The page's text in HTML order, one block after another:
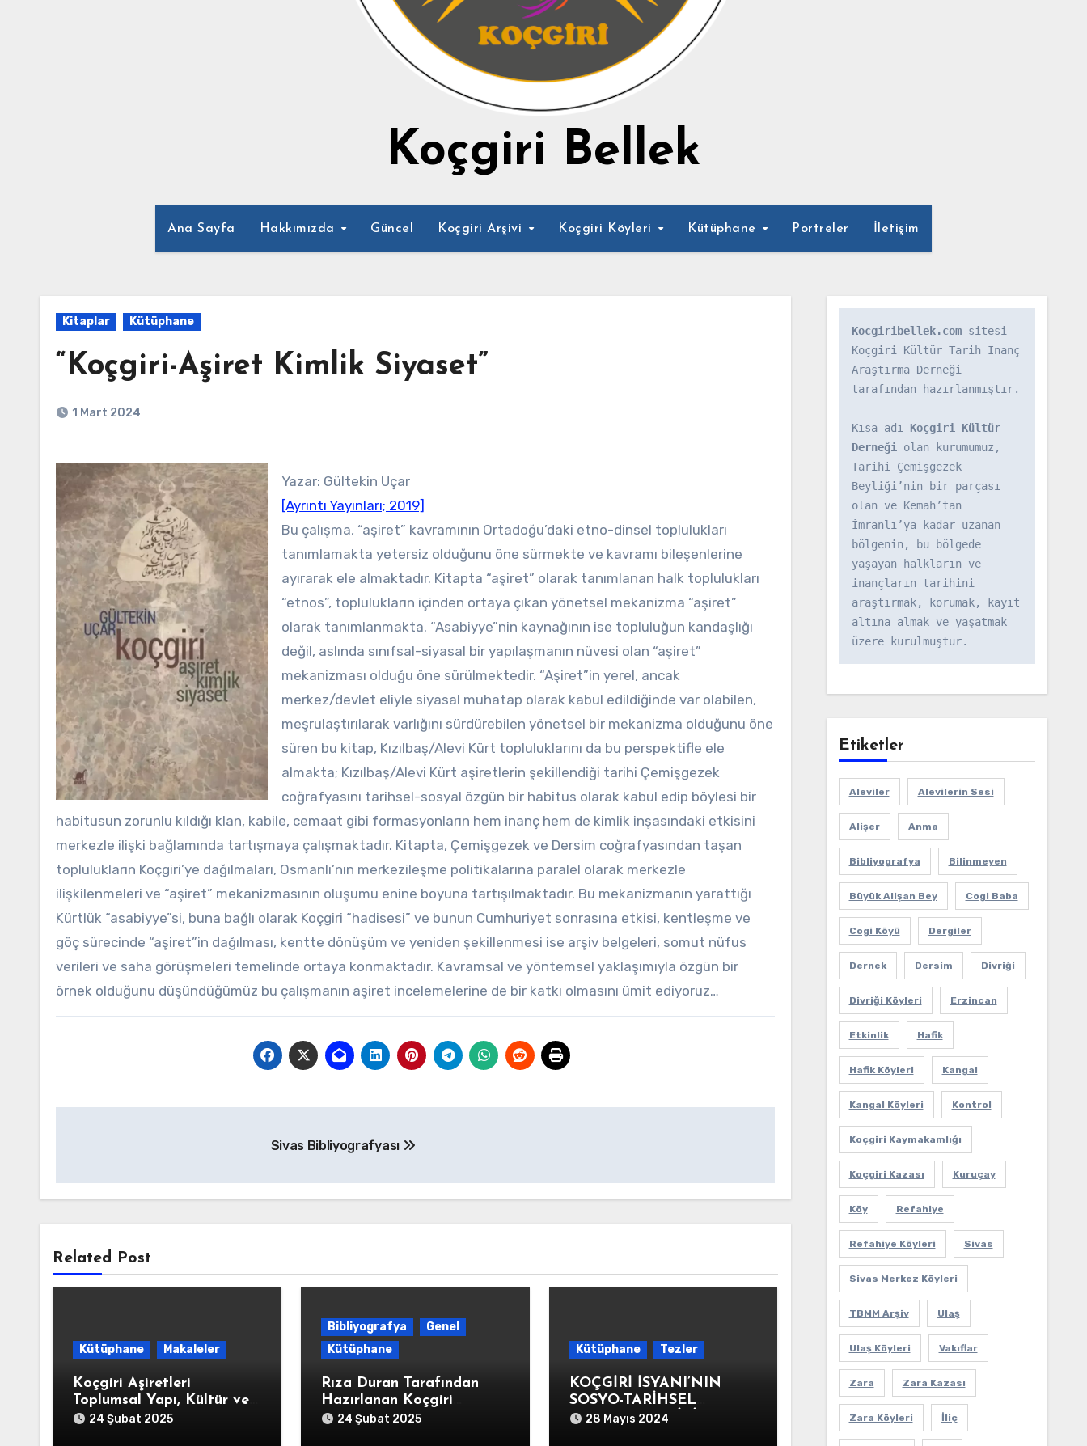
Koçgiri Bellek
Ana Sayfa Hakkımızda Güncel Koçgiri Arşivi Koçgiri Köyleri Kütüphane Portreler İletişim
Kitaplar Kütüphane
“Koçgiri-Aşiret Kimlik Siyaset”
1 Mart 2024
Yazar: Gültekin Uçar
[Ayrıntı Yayınları; 2019]
Bu çalışma, “aşiret” kavramının Ortadoğu’daki etno-dinsel toplulukları
tanımlamakta yetersiz olduğunu öne sürmekte ve kavramı bileşenlerine
ayırarak ele almaktadır. Kitapta “aşiret” olarak tanımlanan halk toplulukları
“etnos”, toplulukların içinden ortaya çıkan yönetsel mekanizma “aşiret”
olarak tanımlanmakta. “Asabiyye”nin kaynağının ise topluluğun kandaşlığı
değil, aslında sınıfsal-siyasal bir yapılaşmanın nüvesi olan “aşiret”
mekanizması olduğu öne sürülmektedir. “Aşiret”in yerel, ancak
merkez/devlet eliyle siyasal muhatap olarak kabul edildiğinde var olabilen,
meşrulaştırılarak varlığını sürdürebilen yönetsel bir mekanizma olduğunu öne
süren bu kitap, Kızılbaş/Alevi Kürt topluluklarını da bu perspektifle ele
almakta; Kızılbaş/Alevi Kürt aşiretlerin şekillendiği tarihi Çemişgezek
coğrafyasını tarihsel-sosyal özgün bir habitus olarak kabul edip böylesi bir
habitusun zorunlu kıldığı klan, kabile, cemaat gibi formasyonların hem inanç hem de kimlik inşasındaki etkisini
merkezle ilişki bağlamında tartışmaya çalışmaktadır. Kitapta, Çemişgezek ve Dersim coğrafyasından taşan
toplulukların Koçgiri’ye dağılmaları, Osmanlı’nın merkezileşme politikalarına paralel olarak merkezle
ilişkilenmeleri ve “aşiret” mekanizmasının oluşumu enine boyuna tartışılmaktadır. Bu mekanizmanın yarattığı
Kürtlük “asabiyye”si, buna bağlı olarak Koçgiri “hadisesi” ve bunun Cumhuriyet sonrasına etkisi, kentleşme ve
göç sürecinde “aşiret”in dağılması, kentte dönüşüm ve yeniden şekillenmesi ise arşiv belgeleri, somut nüfus
verileri ve saha görüşmeleri temelinde ortaya konmaktadır. Kavramsal ve yöntemsel yaklaşımıyla özgün bir
örnek olduğunu düşündüğümüz bu çalışmanın aşiret incelemelerine de bir katkı olmasını ümit ediyoruz…
Sivas Bibliyografyası
Related Post
Kütüphane Makaleler
Koçgiri Aşiretleri
Toplumsal Yapı, Kültür ve
Tarihi Coğrafya Saha
24 Şubat 2025
Bibliyografya
Genel
Kütüphane
Rıza Duran Tarafından
Hazırlanan Koçgiri
Bibliyografyası
24 Şubat 2025
Kütüphane Tezler
KOÇGİRİ İSYANI’NIN
SOSYO-TARİHSEL
AÇIDAN ANALİZİ
28 Mayıs 2024
Kocgiribellek.com sitesi
Koçgiri Kültür Tarih İnanç
Araştırma Derneği
tarafından hazırlanmıştır.
Kısa adı Koçgiri Kültür
Derneği olan kurumumuz,
Tarihi Çemişgezek
Beyliği’nin bir parçası
olan ve Kemah’tan
İmranlı’ya kadar uzanan
bölgenin, bu bölgede
yaşayan halkların ve
inançların tarihini
araştırmak, korumak, kayıt
altına almak ve yaşatmak
üzere kurulmuştur.
Etiketler
Aleviler Alevilerin Sesi
Alişer Anma
Bibliyografya Bilinmeyen
Büyük Alişan Bey Cogi Baba
Cogi Köyü Dergiler
Dernek Dersim Divriği
Divriği Köyleri Erzincan
Etkinlik Hafik
Hafik Köyleri Kangal
Kangal Köyleri Kontrol
Koçgiri Kaymakamlığı
Koçgiri Kazası Kuruçay
Köy Refahiye
Refahiye Köyleri Sivas
Sivas Merkez Köyleri
TBMM Arşiv Ulaş
Ulaş Köyleri Vakıflar
Zara Zara Kazası
Zara Köyleri İliç